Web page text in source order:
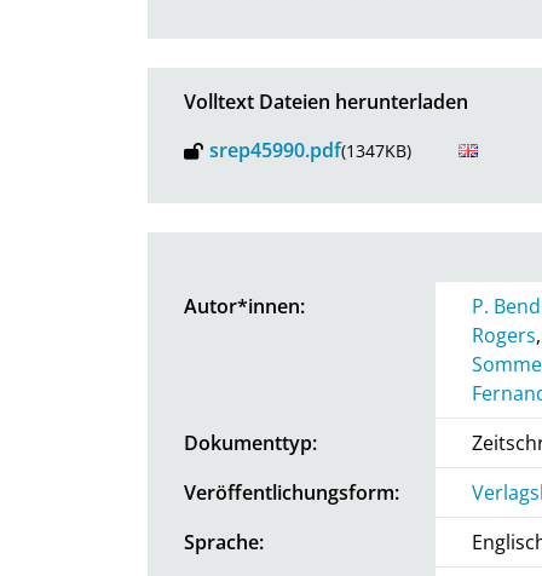
Volltext Dateien herunterladen
srep45990.pdf(1347KB)
Autor*innen:
P.
Rogers
Dokumenttyp:
Veröffentlichungsform:
Sprache: